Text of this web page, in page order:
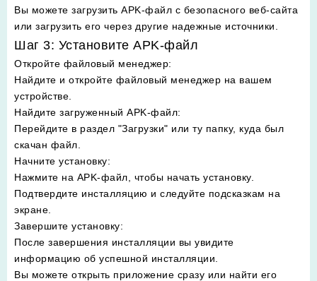
Вы можете загрузить APK-файл с безопасного веб-сайта
или загрузить его через другие надежные источники.
Шаг 3: Установите APK-файл
Откройте файловый менеджер:
Найдите и откройте файловый менеджер на вашем
устройстве.
Найдите загруженный APK-файл:
Перейдите в раздел "Загрузки" или ту папку, куда был
скачан файл.
Начните установку:
Нажмите на APK-файл, чтобы начать установку.
Подтвердите инсталляцию и следуйте подсказкам на
экране.
Завершите установку:
После завершения инсталляции вы увидите
информацию об успешной инсталляции.
Вы можете открыть приложение сразу или найти его